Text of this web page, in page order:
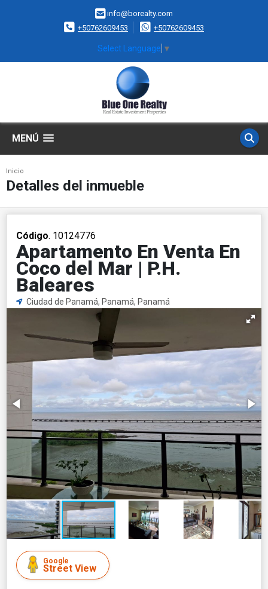
info@borealty.com
+50762609453
+50762609453
Select Language ▼
MENÚ
Inicio
Detalles del inmueble
Código. 10124776
Apartamento En Venta En
Coco del Mar | P.H.
Baleares
Ciudad de Panamá, Panamá, Panamá
Google
Street View